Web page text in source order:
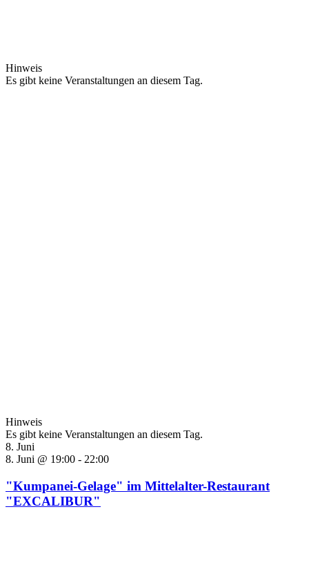
Hinweis
Es gibt keine Veranstaltungen an diesem Tag.
Hinweis
Es gibt keine Veranstaltungen an diesem Tag.
8. Juni
8. Juni @ 19:00 - 22:00
"Kumpanei-Gelage" im Mittelalter-Restaurant
"EXCALIBUR"